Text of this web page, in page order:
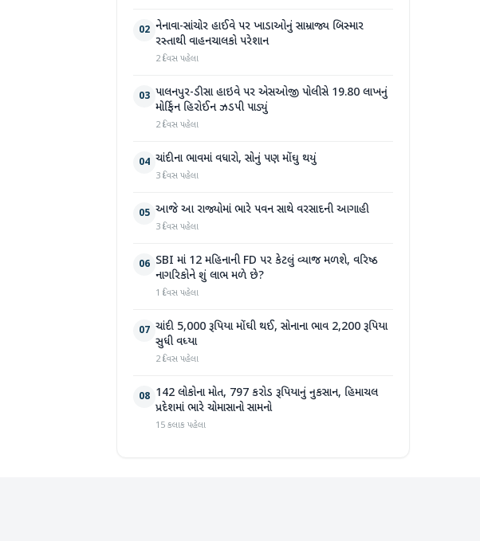
02 નેનાવા-સાંચોર હાઈવે પર ખાડાઓનું સામ્રાજ્ય બિસ્માર
રસ્તાથી વાહનચાલકો પરેશાન
2 દિવસ પહેલા
03 પાલનપુર-ડીસા હાઇવે પર એસઓજી પોલીસે 19.80 લાખનું
મોર્ફિન હિરોઈન ઝડપી પાડ્યું
2 દિવસ પહેલા
04 ચાંદીના ભાવમાં વધારો, સોનું પણ મોંઘુ થયું
3 દિવસ પહેલા
05 આજે આ રાજ્યોમાં ભારે પવન સાથે વરસાદની આગાહી
3 દિવસ પહેલા
06 SBI માં 12 મહિનાની FD પર કેટલું વ્યાજ મળશે, વરિષ્ઠ
નાગરિકોને શું લાભ મળે છે?
1 દિવસ પહેલા
07 ચાંદી 5,000 રૂપિયા મોંઘી થઈ, સોનાના ભાવ 2,200 રૂપિયા
સુધી વધ્યા
2 દિવસ પહેલા
08 142 લોકોના મોત, 797 કરોડ રૂપિયાનું નુકસાન, હિમાચલ
પ્રદેશમાં ભારે ચોમાસાનો સામનો
15 કલાક પહેલા